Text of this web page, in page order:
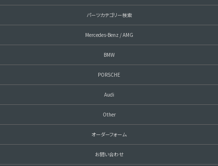
パーツカテゴリー検索
Mercedes-Benz / AMG
BMW
PORSCHE
Audi
Other
オーダーフォーム
お問い合わせ